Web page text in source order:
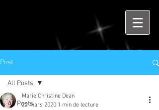
Post
All Posts
All Posts
Marie Christine Dean
22 mars 2020 1 min de lecture